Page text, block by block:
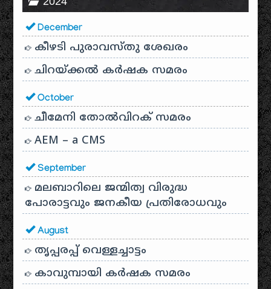
December
കീഴടി പുരാവസ്തു ശേഖരം
ചിറയ്ക്കൽ കർഷക സമരം
October
ചീമേനി തോൽവിറക് സമരം
AEM – a CMS
September
മലബാറിലെ ജന്മിത്വ വിരുദ്ധ
പോരാട്ടവും ജനകീയ പ്രതിരോധവും
August
തൃപ്പരപ്പ് വെള്ളച്ചാട്ടം
കാവുമ്പായി കർഷക സമരം